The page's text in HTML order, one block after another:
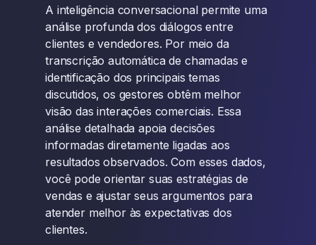
A inteligência conversacional permite uma
análise profunda dos diálogos entre
clientes e vendedores. Por meio da
transcrição automática de chamadas e
identificação dos principais temas
discutidos, os gestores obtêm melhor
visão das interações comerciais. Essa
análise detalhada apoia decisões
informadas diretamente ligadas aos
resultados observados. Com esses dados,
você pode orientar suas estratégias de
vendas e ajustar seus argumentos para
atender melhor às expectativas dos
clientes.